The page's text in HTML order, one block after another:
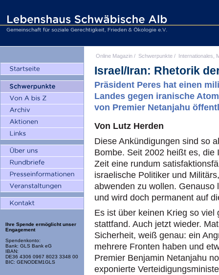
Ihre Spende ermöglicht unser
Engagement
Spendenkonto:
Bank: GLS Bank eG
IBAN:
DE36 4306 0967 8023 3348 00
BIC: GENODEM1GLS
Online Magazin / Schwerpunkte / Internationales,
Israel/Iran: Rhetorik
Präsident Peres hat einen
Landes gegen iranische
von Premier Netanjahu
Von Lutz Herden
Diese Ankündigungen sind so
Bombe. Seit 2002 heißt es,
Zeit eine rundum
israelische Politiker und
abwenden zu wollen.
und wird doch permanent auf
Es ist über keinen Krieg so
stattfand. Auch jetzt wieder.
Sicherheit, weiß genau: ein
mehrere Fronten haben und
Premier Benjamin Netanjahu
exponierte